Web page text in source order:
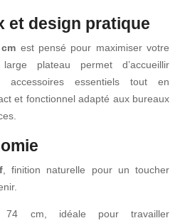
et design pratique
est pensé pour maximiser votre
plateau permet d’accueillir
accessoires essentiels tout en
et fonctionnel adapté aux bureaux
, finition naturelle pour un toucher
74 cm, idéale pour travailler